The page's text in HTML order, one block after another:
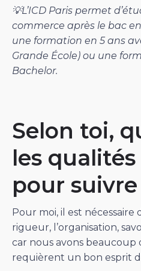
💡L’ICD Paris permet
commerce après le bac
une formation en 5 ans
Grande École) ou une
Bachelor.
Selon toi,
les
pour suivre
Pour moi, il est nécessaire
rigueur, l’organisation,
car nous avons beaucoup
requièrent un bon esprit